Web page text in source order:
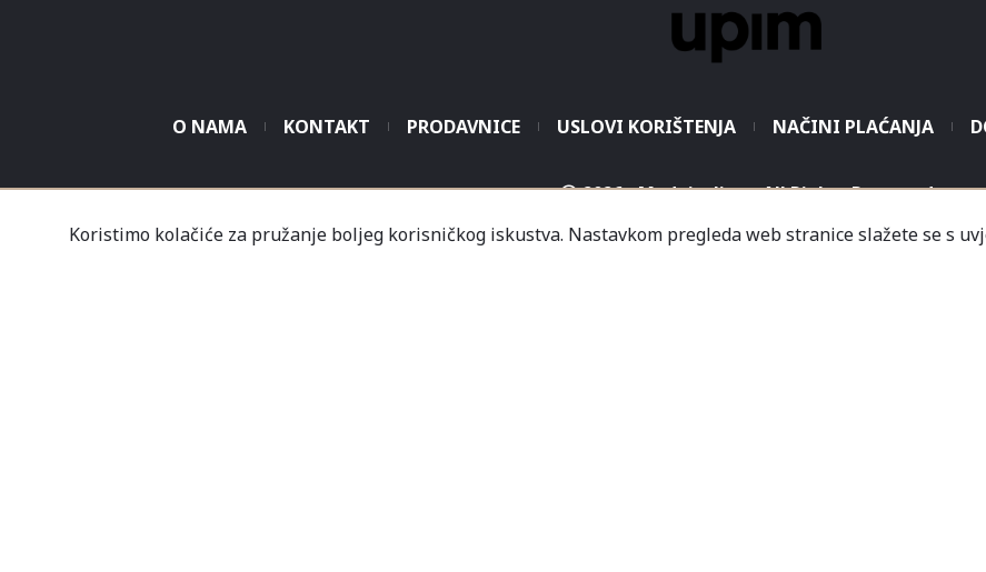
Koristimo kolačiće za pružanje boljeg korisničkog iskustva. Nastavkom pregleda web stranice slažete se s
O NAMA KONTAKT PRODAVNICE USLOVI KORIŠTENJA NAČINI PLAĆANJA
2026 - Modaitaliana All Rights Reserved
Tvrtka Mališić MP d.o.o. - Sjedište poduzeća je unutar Prodajnog centra